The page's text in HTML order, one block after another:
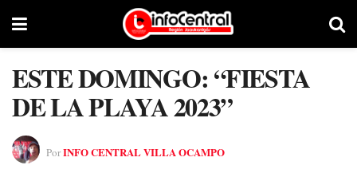
ESTE DOMINGO: “FIESTA
DE LA PLAYA 2023”
PorINFO CENTRAL VILLA OCAMPO